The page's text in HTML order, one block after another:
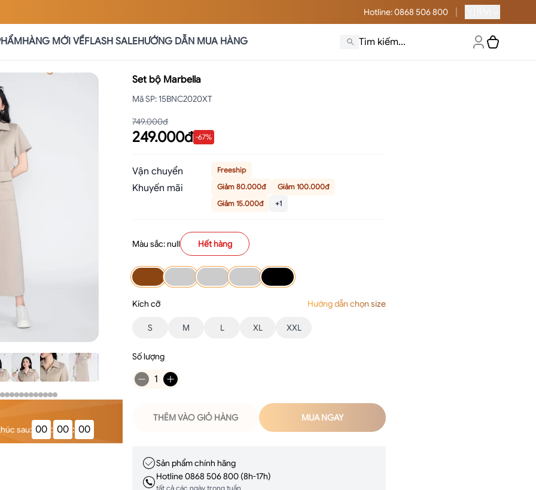
Hotline: 0868 506 800
HÀNG MỚI VỀFLASH SALEHƯỚNG DẪN MUA HÀNG
sau: 00 : 00 : 00
Set bộ Marbella
Mã SP:15BNC2020XT
749.000đ
249.000đ -67%
Vận chuyển Freeship
Khuyến mãi Giảm 80.000đ
Giảm 100.000đ
Giảm 15.000đ
+1
Màu sắc: null Hết hàng
Kích cỡ Hướng dẫn chọn size
S M L XL XXL
Số lượng
1
THÊM VÀO GIỎ HÀNG MUA NGAY
Sản phẩm chính hãng
Hotline 0868 506 800 (8h-17h)
tất cả các ngày trong tuần